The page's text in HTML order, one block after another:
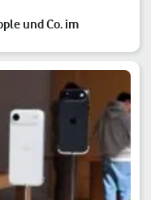
und Co. im